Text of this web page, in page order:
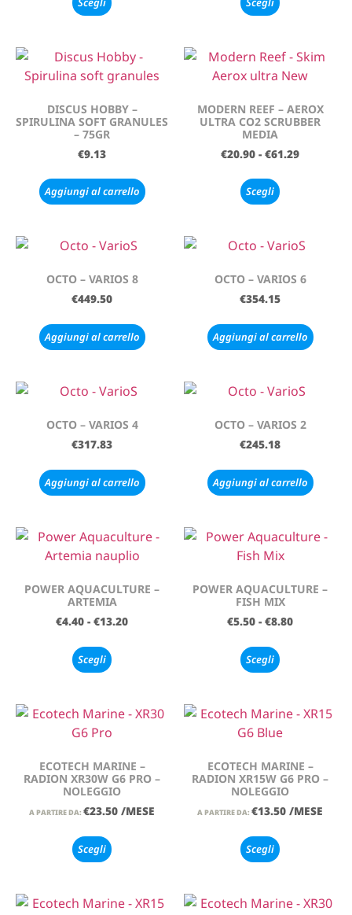
DISCUS HOBBY –
SPIRULINA SOFT GRANULES
– 75GR
€9.13
Aggiungi al carrello
MODERN REEF – AEROX
ULTRA CO2 SCRUBBER
MEDIA
€20.90 - €61.29
Scegli
OCTO – VARIOS 8
€449.50
Aggiungi al carrello
OCTO – VARIOS 6
€354.15
Aggiungi al carrello
OCTO – VARIOS 4
€317.83
Aggiungi al carrello
OCTO – VARIOS 2
€245.18
Aggiungi al carrello
POWER AQUACULTURE –
ARTEMIA
€4.40 - €13.20
Scegli
POWER AQUACULTURE –
FISH MIX
€5.50 - €8.80
Scegli
ECOTECH MARINE –
RADION XR30W G6 PRO –
NOLEGGIO
A PARTIRE DA: €23.50 /MESE
Scegli
ECOTECH MARINE –
RADION XR15W G6 PRO –
NOLEGGIO
A PARTIRE DA: €13.50 /MESE
Scegli